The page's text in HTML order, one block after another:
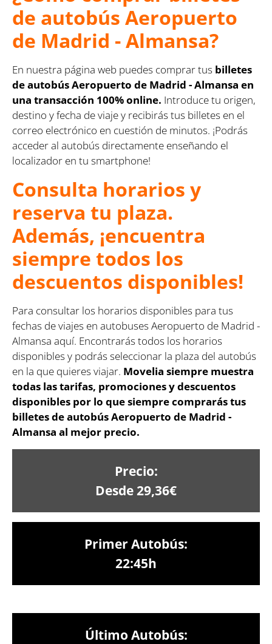
de autobús Aeropuerto
de Madrid - Almansa?
En nuestra página web puedes comprar tus billetes
de autobús Aeropuerto de Madrid - Almansa en
una transacción 100% online. Introduce tu origen,
destino y fecha de viaje y recibirás tus billetes en el
correo electrónico en cuestión de minutos. ¡Podrás
acceder al autobús directamente enseñando el
localizador en tu smartphone!
Consulta horarios y
reserva tu plaza.
Además, ¡encuentra
siempre todos los
descuentos disponibles!
Para consultar los horarios disponibles para tus
fechas de viajes en autobuses Aeropuerto de Madrid -
Almansa aquí. Encontrarás todos los horarios
disponibles y podrás seleccionar la plaza del autobús
en la que quieres viajar. Movelia siempre muestra
todas las tarifas, promociones y descuentos
disponibles por lo que siempre comprarás tus
billetes de autobús Aeropuerto de Madrid -
Almansa al mejor precio.
Precio:
Desde 29,36€
Primer Autobús:
22:45h
Último Autobús: